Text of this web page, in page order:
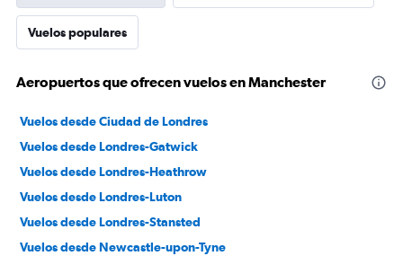
Vuelos populares
Aeropuertos que ofrecen vuelos en Manchester
Vuelos desde Ciudad de Londres
Vuelos desde Londres-Gatwick
Vuelos desde Londres-Heathrow
Vuelos desde Londres-Luton
Vuelos desde Londres-Stansted
Vuelos desde Newcastle-upon-Tyne